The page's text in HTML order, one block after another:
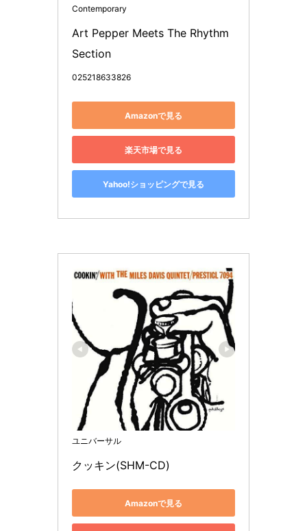
Contemporary
Art Pepper Meets The Rhythm
Section
025218633826
Amazonで見る
楽天市場で見る
Yahoo!ショッピングで見る
ユニバーサル
クッキン(SHM-CD)
Amazonで見る